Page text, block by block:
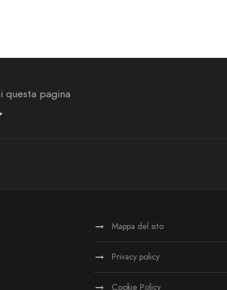
questa pagina
Mappa del sito
Privacy policy
Cookie Policy